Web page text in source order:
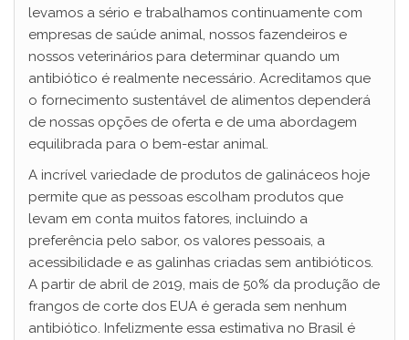
levamos a sério e trabalhamos continuamente com
empresas de saúde animal, nossos fazendeiros e
nossos veterinários para determinar quando um
antibiótico é realmente necessário. Acreditamos que
o fornecimento sustentável de alimentos dependerá
de nossas opções de oferta e de uma abordagem
equilibrada para o bem-estar animal.
A incrível variedade de produtos de galináceos hoje
permite que as pessoas escolham produtos que
levam em conta muitos fatores, incluindo a
preferência pelo sabor, os valores pessoais, a
acessibilidade e as galinhas criadas sem antibióticos.
A partir de abril de 2019, mais de 50% da produção de
frangos de corte dos EUA é gerada sem nenhum
antibiótico. Infelizmente essa estimativa no Brasil é